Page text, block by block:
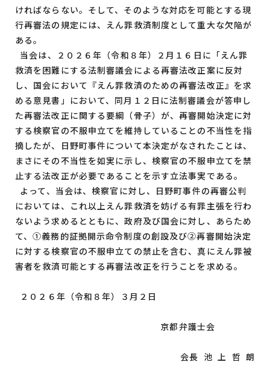
ければならない。そして、そのような対応を可能とする現
行再審法の規定には、えん罪救済制度として重大な欠陥が
ある。
当会は、２０２６年（令和８年）２月１６日に「えん罪
救済を困難にする法制審議会による再審法改正案に反対
し、国会において『えん罪救済のための再審法改正』を求
める意見書」において、同月１２日に法制審議会が答申し
た再審法改正に関する要綱（骨子）が、再審開始決定に対
する検察官の不服申立てを維持していることの不当性を指
摘したが、日野町事件について本決定がなされたことは、
まさにその不当性を如実に示し、検察官の不服申立てを禁
止する法改正が必要であることを示す立法事実である。
よって、当会は、検察官に対し、日野町事件の再審公判
においては、これ以上えん罪救済を妨げる有罪主張を行わ
ないよう求めるとともに、政府及び国会に対し、あらため
て、①義務的証拠開示命令制度の創設及び②再審開始決定
に対する検察官の不服申立ての禁止を含む、真にえん罪被
害者を救済可能とする再審法改正を行うことを求める。
２０２６年（令和８年）３月２日
京都弁護士会
会長 池 上 哲 朗